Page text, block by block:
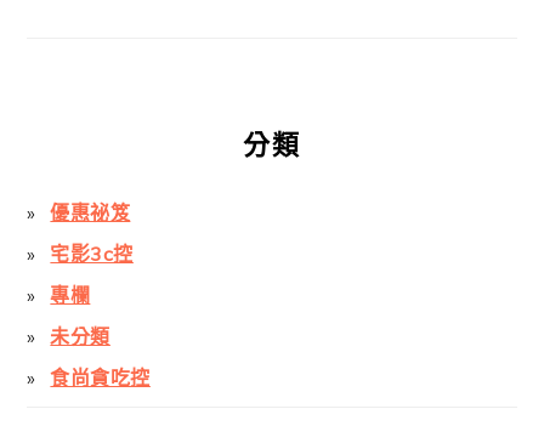
分類
優惠祕笈
宅影3c控
專欄
未分類
食尚貪吃控